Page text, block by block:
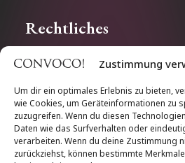
Zustimmung
Um dir ein optimales Erlebnis zu bieten,
wie Cookies, um Geräteinformationen zu
zuzugreifen. Wenn du diesen
Daten wie das Surfverhalten oder
verarbeiten. Wenn du deine Zustimmung
zurückziehst, können bestimmte
Rechtliches
Impressum
Datenschutz
Cookie-Richtlinien
Follow us